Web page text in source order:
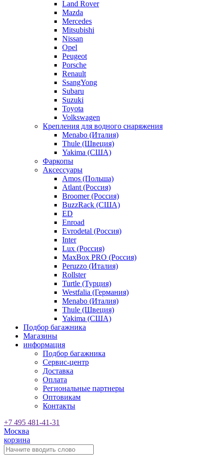
Land Rover
Mazda
Mercedes
Mitsubishi
Nissan
Opel
Peugeot
Porsche
Renault
SsangYong
Subaru
Suzuki
Toyota
Volkswagen
Крепления для водного снаряжения
Menabo (Италия)
Thule (Швеция)
Yakima (США)
Фаркопы
Аксессуары
Amos (Польша)
Atlant (Россия)
Broomer (Россия)
BuzzRack (США)
ED
Enroad
Evrodetal (Россия)
Inter
Lux (Россия)
MaxBox PRO (Россия)
Peruzzo (Италия)
Rollster
Turtle (Турция)
Westfalia (Германия)
Menabo (Италия)
Thule (Швеция)
Yakima (США)
Подбор багажника
Магазины
информация
Подбор багажника
Сервис-центр
Доставка
Оплата
Региональные партнеры
Оптовикам
Контакты
+7 495 481-41-31
Москва
корзина